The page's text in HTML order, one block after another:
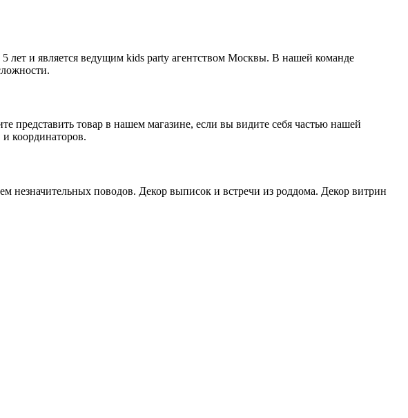
лет и является ведущим kids party агентством Москвы. В нашей команде
представить товар в нашем магазине, если вы видите себя частью нашей
координаторов.
незначительных поводов. Декор выписок и встречи из роддома. Декор витрин